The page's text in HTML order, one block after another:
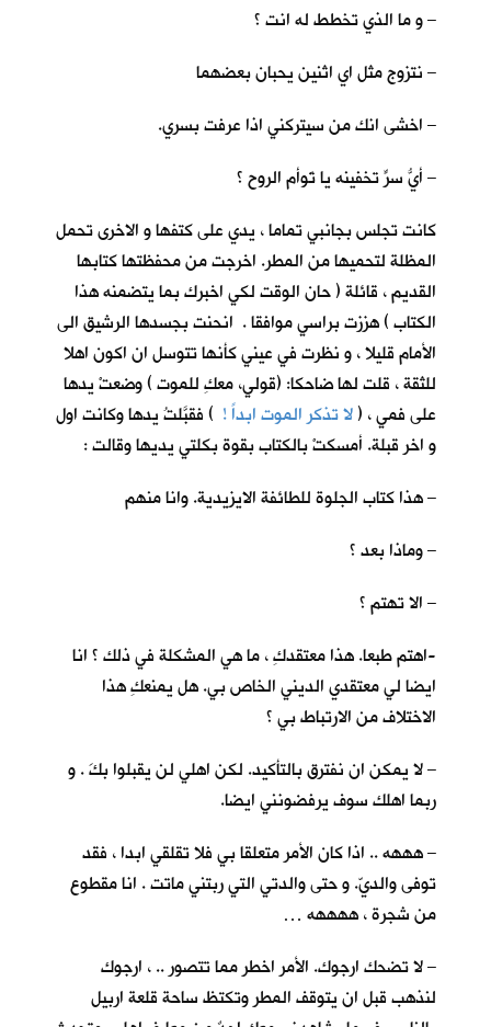
– و ما الذي تخطط له انت ؟
– نتزوج مثل اي اثنين يحبان بعضهما
– اخشى انك من سيتركني اذا عرفت بسري.
– أيُّ سرٍّ تخفينه يا تَوأم الروح ؟
كانت تجلس بجانبي تماما ، يدي على كتفها و الاخرى تحمل
المظلة لتحميها من المطر. اخرجت من محفظتها كتابها
القديم ، قائلة ( حان الوقت لكي اخبرك بما يتضمنه هذا
الكتاب ) هززت براسي موافقا . انحنت بجسدها الرشيق الى
الأمام قليلا ، و نظرت في عيني كأنها تتوسل ان اكون اهلا
للثقة ، قلت لها ضاحكا: (قولي، معكِ للموت ) وضعتْ يدها
على فمي ، (لا تذكر الموت ابداً ! ) فقبَّلتُ يدها وكانت اول
و اخر قبلة. أمسكتْ بالكتاب بقوة بكلتي يديها وقالت :
– هذا كتاب الجلوة للطائفة الايزيدية. وانا منهم
– وماذا بعد ؟
– الا تهتم ؟
-اهتم طبعا. هذا معتقدكِ ، ما هي المشكلة في ذلك ؟ انا
ايضا لي معتقدي الديني الخاص بي. هل يمنعكِ هذا
الاختلاف من الارتباط بي ؟
– لا يمكن ان نفترق بالتأكيد. لكن اهلي لن يقبلوا بكَ . و
ربما اهلك سوف يرفضونني ايضا.
– هههه .. اذا كان الأمر متعلقا بي فلا تقلقي ابدا ، فقد
توفى والديّ. و حتى والدتي التي ربتني ماتت . انا مقطوع
من شجرة ، ههههه …
– لا تضحك ارجوك. الأمر اخطر مما تتصور .. ، ارجوك
لنذهب قبل ان يتوقف المطر وتكتظ ساحة قلعة اربيل